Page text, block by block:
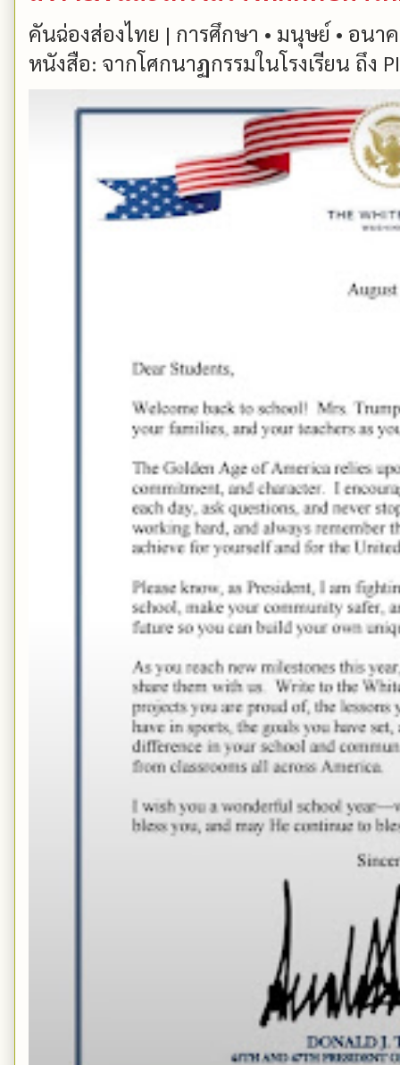
คันฉ่องส่องไทย | การศึกษา • มนุษย์ • อนา
หนังสือ: จากโศกนาฏกรรมในโรงเรียน ถึง